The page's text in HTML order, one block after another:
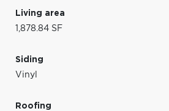
Living area
1,878.84 SF
Siding
Vinyl
Roofing